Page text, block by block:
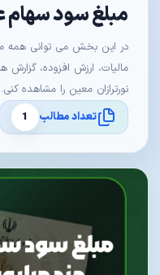
مبلغ سود سهام
در این بخش می توانی همه
مالیات، ارزش افزوده،
نورترازان معین را مشاهده کنی.
تعداد مطالب
1